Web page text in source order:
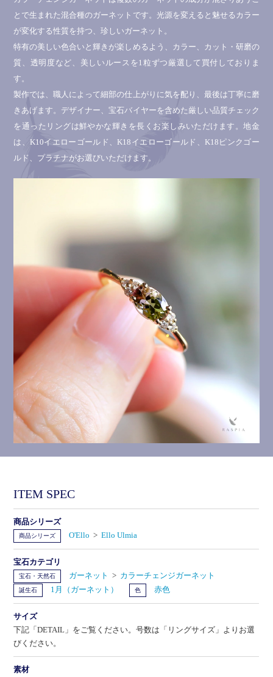
とで生まれた混合種のガーネットです。光源を変えると魅せるカラー
が変化する性質を持つ、珍しいガーネット。
特有の美しい色合いと輝きが楽しめるよう、カラー、カット・研磨の
質、透明度など、美しいルースを1粒ずつ厳選して買付しておりま
す。
製作では、職人によって細部の仕上がりに気を配り、最後は丁寧に磨
きあげます。デザイナー、宝石バイヤーを含めた厳しい品質チェック
を通ったリングは鮮やかな輝きを長くお楽しみいただけます。地金
は、K10イエローゴールド、K18イエローゴールド、K18ピンクゴー
ルド、プラチナがお選びいただけます。
ITEM SPEC
商品シリーズ
商品シリーズ O'Ello >Ello Ulmia
宝石カテゴリ
宝石・天然石 ガーネット > カラーチェンジガーネット
誕生石 1月（ガーネット） 色 赤色
サイズ
下記「DETAIL」をご覧ください。号数は「リングサイズ」よりお選
びください。
素材